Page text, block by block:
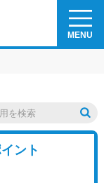
MENU
ント